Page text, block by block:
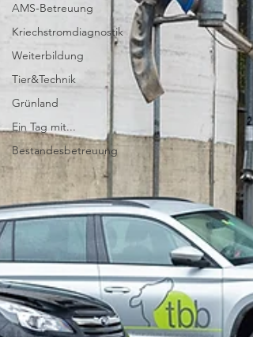
AMS-Betreuung
Kriechstromdiagnostik
Weiterbildung
Tier&Technik
Grünland
Ein Tag mit...
Bestandesbetreuung